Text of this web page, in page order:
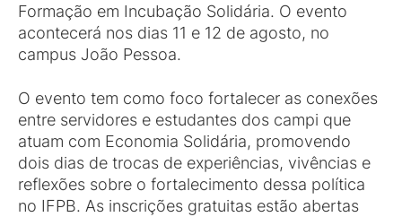
Formação em Incubação Solidária. O evento
acontecerá nos dias 11 e 12 de agosto, no
campus João Pessoa.
O evento tem como foco fortalecer as conexões
entre servidores e estudantes dos campi que
atuam com Economia Solidária, promovendo
dois dias de trocas de experiências, vivências e
reflexões sobre o fortalecimento dessa política
no IFPB. As inscrições gratuitas estão abertas